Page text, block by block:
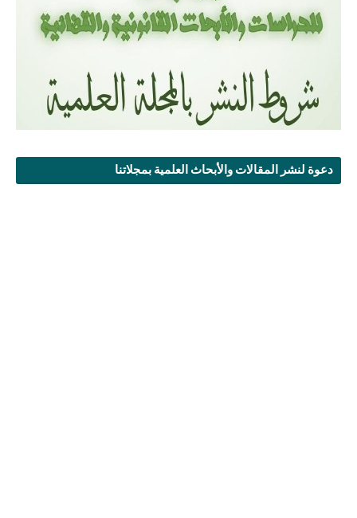
دعوة لنشر المقالات والأبحاث العلمية بمجلاتنا